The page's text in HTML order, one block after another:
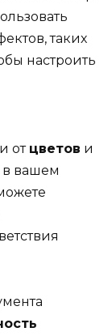
таких
настроить
от цветов и
в вашем